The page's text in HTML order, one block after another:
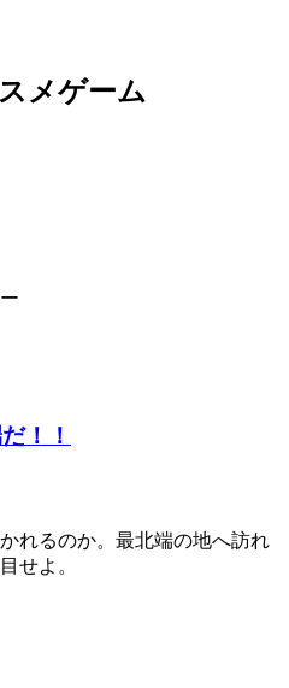
メゲーム
！！
れるのか。最北端の地へ訪れ
せよ。